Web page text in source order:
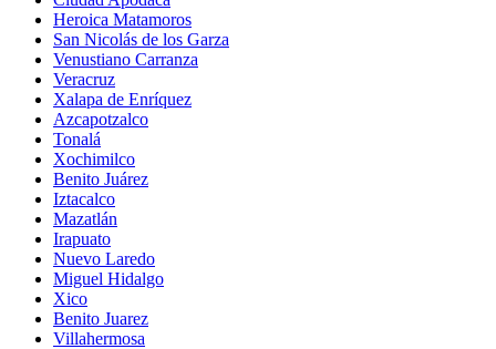
Heroica Matamoros
San Nicolás de los Garza
Venustiano Carranza
Veracruz
Xalapa de Enríquez
Azcapotzalco
Tonalá
Xochimilco
Benito Juárez
Iztacalco
Mazatlán
Irapuato
Nuevo Laredo
Miguel Hidalgo
Xico
Benito Juarez
Villahermosa